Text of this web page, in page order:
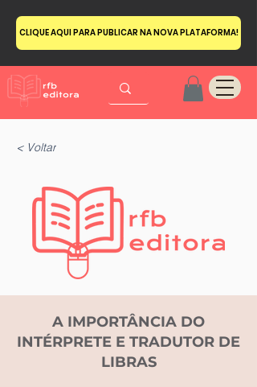
CLIQUE AQUI PARA PUBLICAR NA NOVA PLATAFORMA!
< Voltar
A IMPORTÂNCIA DO
INTÉRPRETE E TRADUTOR DE
LIBRAS